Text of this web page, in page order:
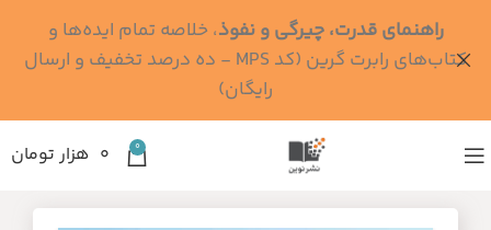
0 ۰ هزار تومان
راهنمای قدرت، چیرگی و نفوذ، خلاصه تمام ایده‌ها و
کتاب‌های رابرت گرین (کد MPS - ده درصد تخفیف و ارسال
رایگان)